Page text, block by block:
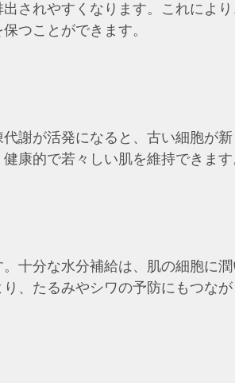
されやすくなります。これにより
つことができます。
謝が活発になると、古い細胞が
康的で若々しい肌を維持できます
十分な水分補給は、肌の細胞に潤
、たるみやシワの予防にもつなが